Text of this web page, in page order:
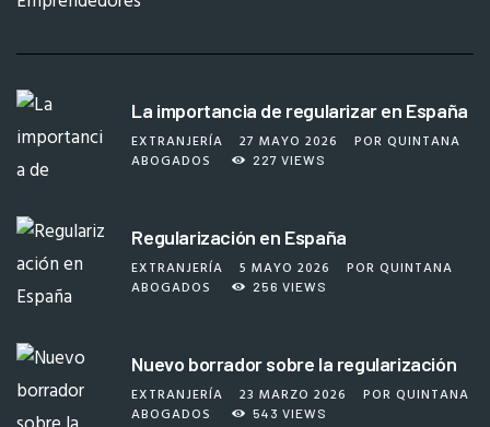
La importancia de regularizar en España
EXTRANJERÍA 27 MAYO 2026 PORQUINTANA
ABOGADOS
227 VIEWS
Regularización en España
EXTRANJERÍA 5 MAYO 2026 PORQUINTANA
ABOGADOS
256 VIEWS
Nuevo borrador sobre la regularización
EXTRANJERÍA 23 MARZO 2026 PORQUINTANA
ABOGADOS
543 VIEWS